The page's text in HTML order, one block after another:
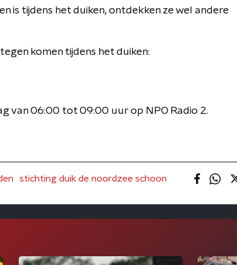
is tijdens het duiken, ontdekken ze wel andere
komen tijdens het duiken:
van 06:00 tot 09:00 uur op NPO Radio 2.
stichting duik de noordzee schoon